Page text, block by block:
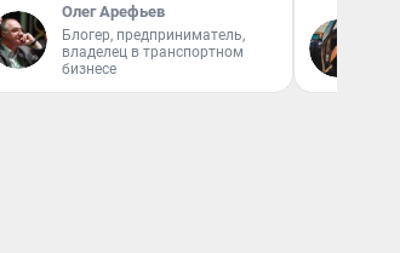
Олег Арефьев
Блогер, предприниматель,
владелец в транспортном
бизнесе